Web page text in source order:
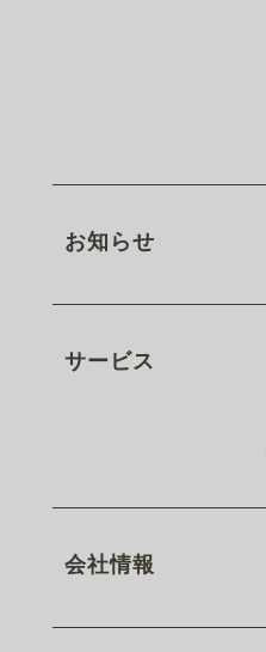
お知らせ
サービス
会社情報